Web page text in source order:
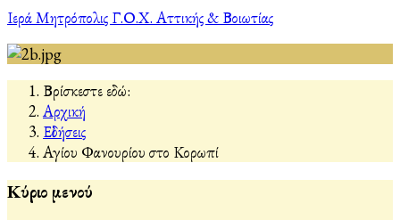
Ιερά Μητρόπολις Γ.Ο.Χ. Αττικής & Βοιωτίας
Βρίσκεστε εδώ:
Αρχική
Εἰδήσεις
Αγίου Φανουρίου στο Κορωπί
Κύριο μενού